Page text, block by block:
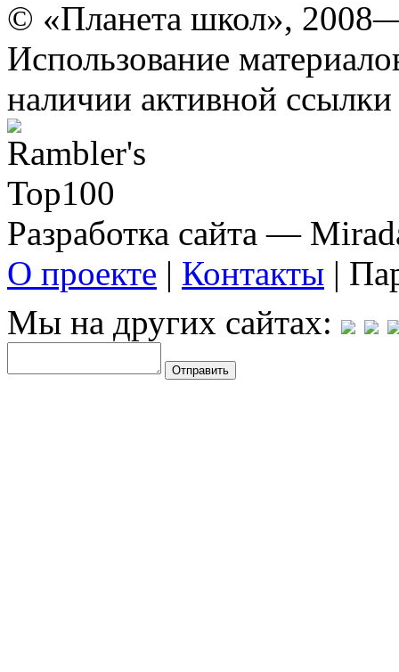
© «Планета школ»,
Использование
наличии активной
Разработка сайта —
О проекте | Контакты |
Мы на других сайтах: